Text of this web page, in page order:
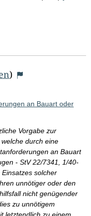
)
an Bauart oder
Vorgabe zur
durch eine
an Bauart
- StV 22/7341, 1/40-
solcher
unnötiger oder den
nicht genügender
zu unnötigem
letztendlich zu einem